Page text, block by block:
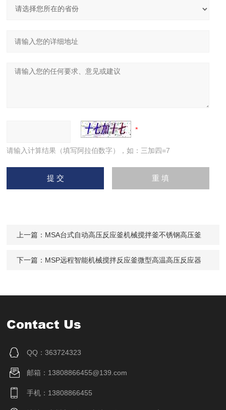
请输入计算结果（填写阿拉伯数字），如：三加四=7
上一篇： MSA台式自动高压反应釜机械搅拌釜不锈钢高压釜
下一篇： MSP远程智能机械搅拌反应釜微型高温高压反应器
Contact Us
QQ：363724323
邮箱：13808866455@139.com
手机：13808866455